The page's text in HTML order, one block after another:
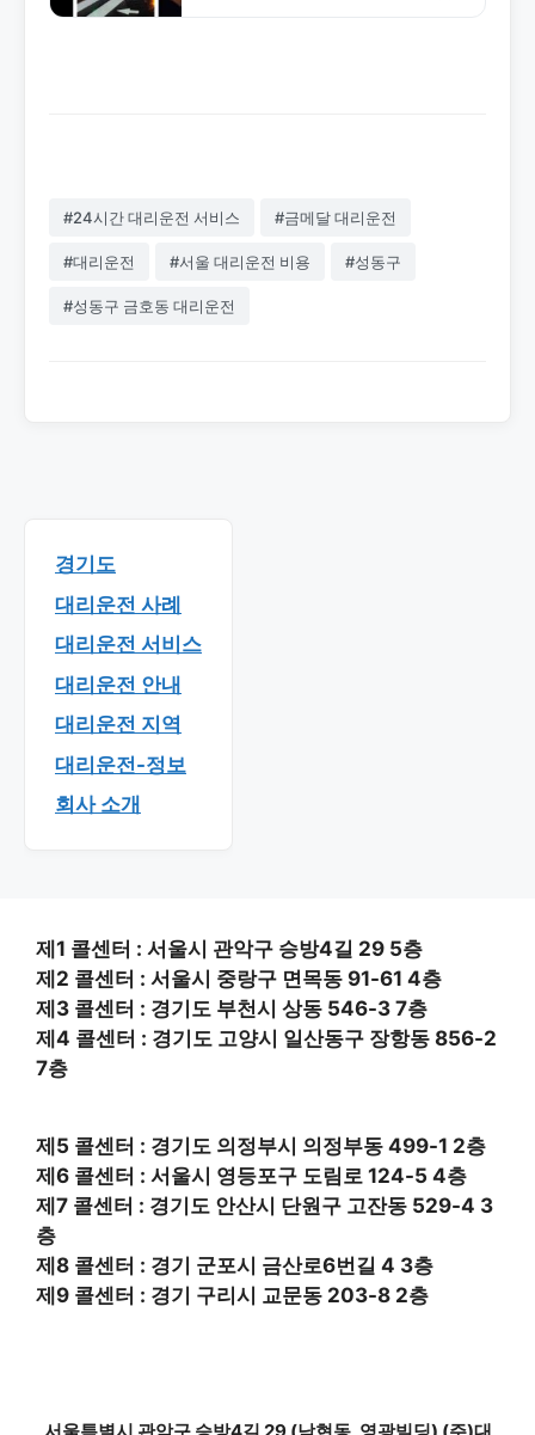
#24시간 대리운전 서비스 #금메달 대리운전
#대리운전 #서울 대리운전 비용 #성동구
#성동구 금호동 대리운전
경기도
대리운전 사례
대리운전 서비스
대리운전 안내
대리운전 지역
대리운전-정보
회사 소개
제1 콜센터 : 서울시 관악구 승방4길 29 5층
제2 콜센터 : 서울시 중랑구 면목동 91-61 4층
제3 콜센터 : 경기도 부천시 상동 546-3 7층
제4 콜센터 : 경기도 고양시 일산동구 장항동 856-2
7층
제5 콜센터 : 경기도 의정부시 의정부동 499-1 2층
제6 콜센터 : 서울시 영등포구 도림로 124-5 4층
제7 콜센터 : 경기도 안산시 단원구 고잔동 529-4 3
층
제8 콜센터 : 경기 군포시 금산로6번길 4 3층
제9 콜센터 : 경기 구리시 교문동 203-8 2층